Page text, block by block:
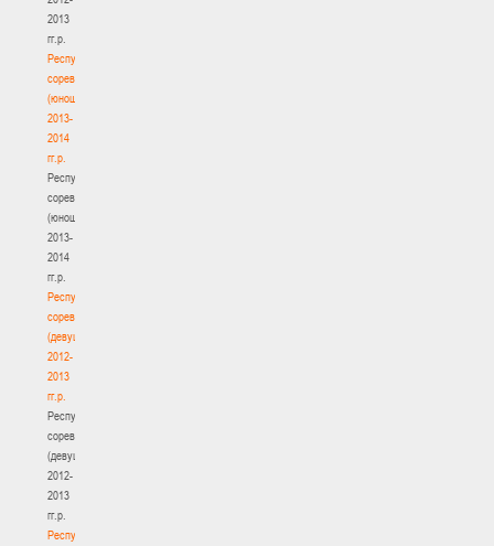
2013
гг.р.
Республиканские
соревнования
(юноши)
2013-
2014
гг.р.
Республиканские
соревнования
(юноши)
2013-
2014
гг.р.
Республиканские
соревнования
(девушки)
2012-
2013
гг.р.
Республиканские
соревнования
(девушки)
2012-
2013
гг.р.
Республиканские